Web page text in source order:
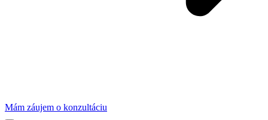
Mám záujem o konzultáciu